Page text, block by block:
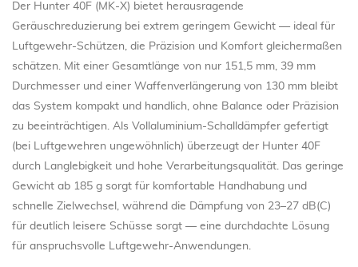
Der Hunter 40F (MK-X) bietet herausragende
Geräuschreduzierung bei extrem geringem Gewicht — ideal für
Luftgewehr-Schützen, die Präzision und Komfort gleichermaßen
schätzen. Mit einer Gesamtlänge von nur 151,5 mm, 39 mm
Durchmesser und einer Waffenverlängerung von 130 mm bleibt
das System kompakt und handlich, ohne Balance oder Präzision
zu beeinträchtigen. Als Vollaluminium-Schalldämpfer gefertigt
(bei Luftgewehren ungewöhnlich) überzeugt der Hunter 40F
durch Langlebigkeit und hohe Verarbeitungsqualität. Das geringe
Gewicht ab 185 g sorgt für komfortable Handhabung und
schnelle Zielwechsel, während die Dämpfung von 23–27 dB(C)
für deutlich leisere Schüsse sorgt — eine durchdachte Lösung
für anspruchsvolle Luftgewehr-Anwendungen.